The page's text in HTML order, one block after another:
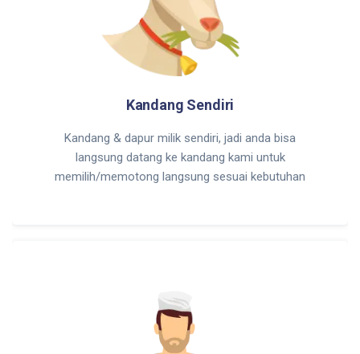
Kandang Sendiri
Kandang & dapur milik sendiri, jadi anda bisa
langsung datang ke kandang kami untuk
memilih/memotong langsung sesuai kebutuhan